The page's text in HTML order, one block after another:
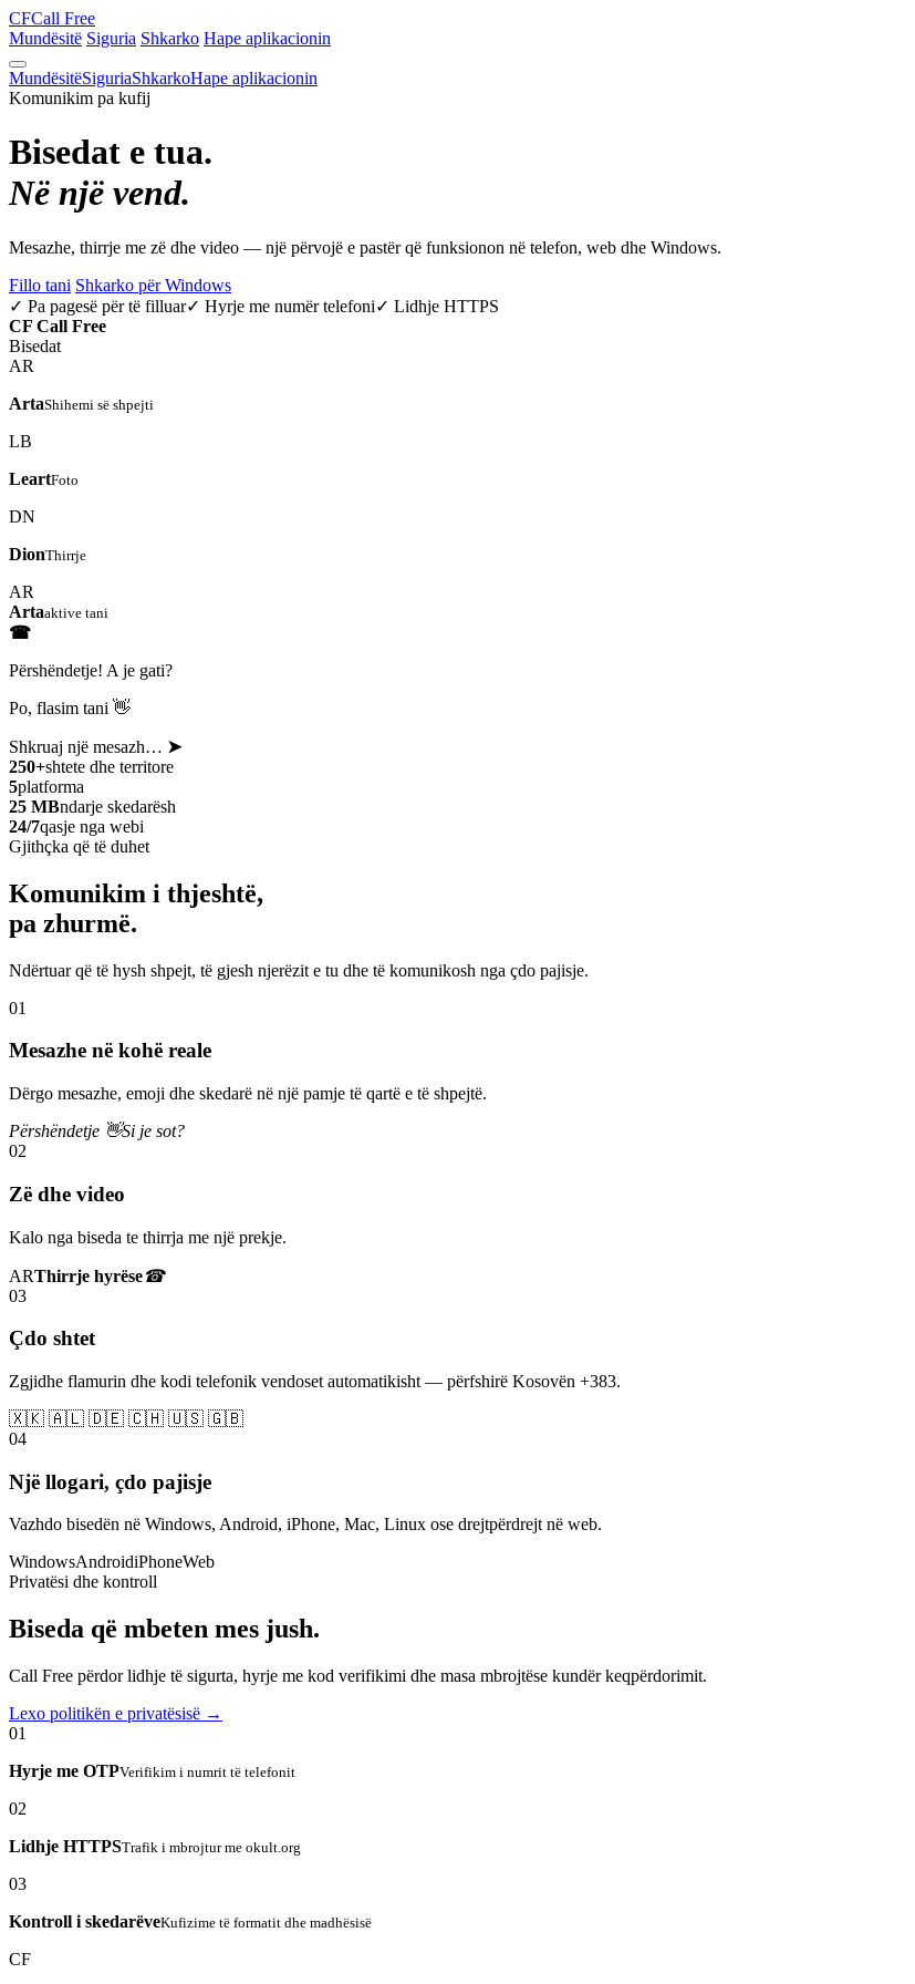
CFCall Free
Mundësitë Siguria Shkarko Hape aplikacionin
MundësitëSiguriaShkarkoHape aplikacionin
Komunikim pa kufij
Bisedat e tua.
Në një vend.
Mesazhe, thirrje me zë dhe video — një përvojë e pastër që funksionon në telefon, web dhe Windows.
Fillo tani Shkarko për Windows
✓ Pa pagesë për të filluar✓ Hyrje me numër telefoni✓ Lidhje HTTPS
CF Call Free
Bisedat
AR
ArtaShihemi së shpejti
LB
LeartFoto
DN
DionThirrje
AR
Artaaktive tani
☎
Përshëndetje! A je gati?
Po, flasim tani 👋
Shkruaj një mesazh… ➤
250+shtete dhe territore
5platforma
25 MBndarje skedarësh
24/7qasje nga webi
Gjithçka që të duhet
Komunikim i thjeshtë,
pa zhurmë.
Ndërtuar që të hysh shpejt, të gjesh njerëzit e tu dhe të komunikosh nga çdo pajisje.
01
Mesazhe në kohë reale
Dërgo mesazhe, emoji dhe skedarë në një pamje të qartë e të shpejtë.
Përshëndetje 👋Si je sot?
02
Zë dhe video
Kalo nga biseda te thirrja me një prekje.
ARThirrje hyrëse☎
03
Çdo shtet
Zgjidhe flamurin dhe kodi telefonik vendoset automatikisht — përfshirë Kosovën +383.
🇽🇰 🇦🇱 🇩🇪 🇨🇭 🇺🇸 🇬🇧
04
Një llogari, çdo pajisje
Vazhdo bisedën në Windows, Android, iPhone, Mac, Linux ose drejtpërdrejt në web.
WindowsAndroidiPhoneWeb
Privatësi dhe kontroll
Biseda që mbeten mes jush.
Call Free përdor lidhje të sigurta, hyrje me kod verifikimi dhe masa mbrojtëse kundër keqpërdorimit.
Lexo politikën e privatësisë →
01
Hyrje me OTPVerifikim i numrit të telefonit
02
Lidhje HTTPSTrafik i mbrojtur me okult.org
03
Kontroll i skedarëveKufizime të formatit dhe madhësisë
CF